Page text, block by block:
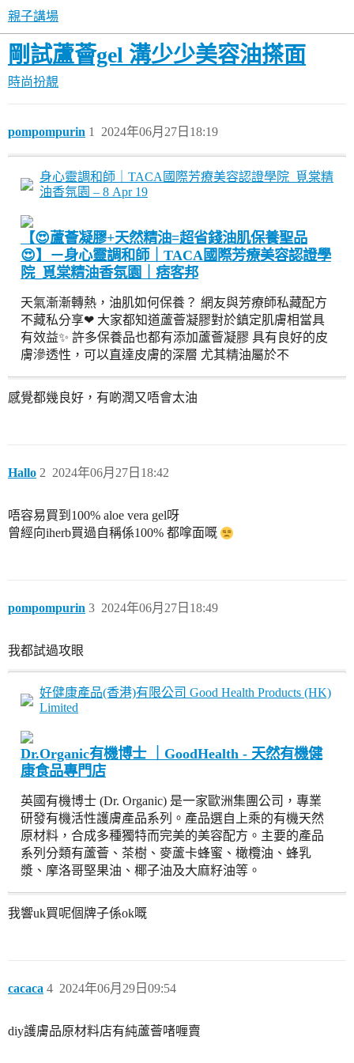
親子講場
剛試蘆薈gel 溝少少美容油搽面
時尚扮靚
pompompurin 2024年06月27日18:19
1
身心靈調和師｜TACA國際芳療美容認證學院_覓棠精
油香氛園 – 8 Apr 19
【😍蘆薈凝膠+天然精油=超省錢油肌保養聖品
😍】－身心靈調和師｜TACA國際芳療美容認證學
院_覓棠精油香氛園｜痞客邦
天氣漸漸轉熱，油肌如何保養？ 網友與芳療師私藏配方
不藏私分享❤ 大家都知道蘆薈凝膠對於鎮定肌膚相當具
有效益✨ 許多保養品也都有添加蘆薈凝膠 具有良好的皮
膚滲透性，可以直達皮膚的深層 尤其精油屬於不
感覺都幾良好，有啲潤又唔會太油
Hallo 2024年06月27日18:42
2
唔容易買到100% aloe vera gel呀
曾經向iherb買過自稱係100% 都嗱面嘅
pompompurin 2024年06月27日18:49
3
我都試過攻眼
好健康產品(香港)有限公司 Good Health Products (HK)
Limited
Dr.Organic有機博士 ｜GoodHealth - 天然有機健
康食品專門店
英國有機博士 (Dr. Organic) 是一家歐洲集團公司，專業
研發有機活性護膚產品系列。產品選自上乘的有機天然
原材料，合成多種獨特而完美的美容配方。主要的產品
系列分類有蘆薈、茶樹、麥蘆卡蜂蜜、橄欖油、蜂乳
漿、摩洛哥堅果油、椰子油及大麻籽油等。
我響uk買呢個牌子係ok嘅
cacaca 2024年06月29日09:54
4
diy護膚品原材料店有純蘆薈啫喱賣